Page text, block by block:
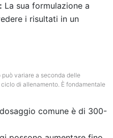
La sua formulazione a
i risultati in un
variare a seconda delle
di allenamento. È fondamentale
comune è di 300-